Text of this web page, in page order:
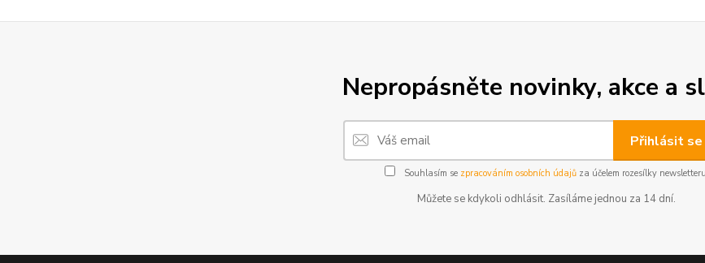
Nepropásněte novinky, akce a
Přihlásit se
Souhlasím se zpracováním osobních údajůza účelem rozesílky
Můžete se kdykoli odhlásit. Zasíláme jednou za 14 dní.